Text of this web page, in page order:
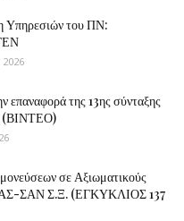
Υπηρεσιών του ΠΝ:
επαναφορά της 13ης σύνταξης
(ΒΙΝΤΕΟ)
σε Αξιωματικούς
ΣΑΝ Σ.Ξ. (ΕΓΚΥΚΛΙΟΣ 137